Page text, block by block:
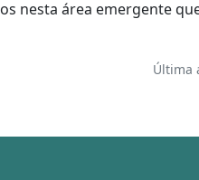
nesta área emergente
Última